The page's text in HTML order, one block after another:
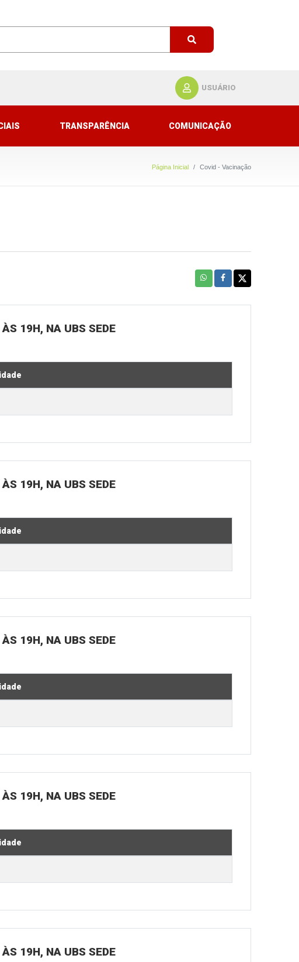
USUÁRIO
TRANSPARÊNCIA COMUNICAÇÃO
Página Inicial Covid - Vacinação
19H, NA UBS SEDE
19H, NA UBS SEDE
19H, NA UBS SEDE
19H, NA UBS SEDE
19H, NA UBS SEDE